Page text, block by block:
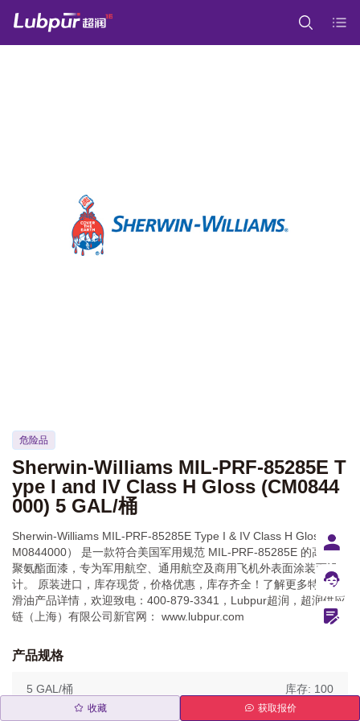
收藏 获取报价
危险品
Sherwin-Williams MIL-PRF-85285E T
ype I and IV Class H Gloss (CM0844
000) 5 GAL/桶
Sherwin‑Williams MIL‑PRF‑85285E Type I & IV Class H Gloss（C
M0844000） 是一款符合美国军用规范 MIL‑PRF‑85285E 的高性能
聚氨酯面漆，专为军用航空、通用航空及商用飞机外表面涂装而设
计。 原装进口，库存现货，价格优惠，库存齐全！了解更多特种润
滑油产品详情，欢迎致电：400-879-3341，Lubpur超润，超润供应
链（上海）有限公司新官网： www.lubpur.com
产品规格
5 GAL/桶 库存: 100